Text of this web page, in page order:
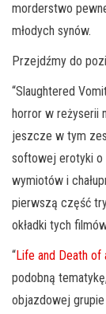
morderstwo
młodych synów.
Przejdźmy do
“Slaughtered
horror w reżyserii
jeszcze w tym
softowej erotyki o
wymiotów i
pierwszą część
okładki tych
“Life and Death of
podobną
objazdowej